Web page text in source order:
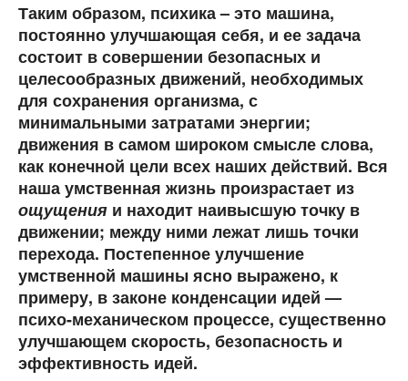
Таким образом, психика – это машина,
постоянно улучшающая себя, и ее задача
состоит в совершении безопасных и
целесообразных движений, необходимых
для сохранения организма, с
минимальными затратами энергии;
движения в самом широком смысле слова,
как конечной цели всех наших действий. Вся
наша умственная жизнь произрастает из
ощущения и находит наивысшую точку в
движении; между ними лежат лишь точки
перехода. Постепенное улучшение
умственной машины ясно выражено, к
примеру, в законе конденсации идей —
психо-механическом процессе, существенно
улучшающем скорость, безопасность и
эффективность идей.